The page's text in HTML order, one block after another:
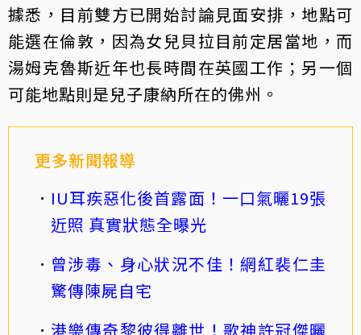
據悉，目前雙方已開始討論見面安排，地點可
能選在倫敦，因為女兒貝拉目前定居當地，而
湯姆克魯斯近年也長時間在英國工作；另一個
可能地點則是兒子康納所在的佛州。
更多新聞報導
IU耳疾惡化後首露面！一口氣曬19張
近照 真實狀態全曝光
曾涉毒、身心狀況不佳！網紅裴仁圭
驚傳陳屍自宅
港樂傳奇黎彼得離世！歌神許冠傑曬